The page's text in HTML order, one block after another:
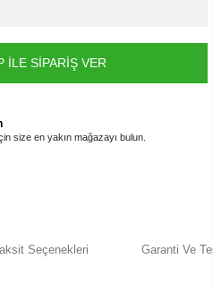
İLE SİPARİŞ VER
size en yakın mağazayı bulun.
Seçenekleri Garanti Ve